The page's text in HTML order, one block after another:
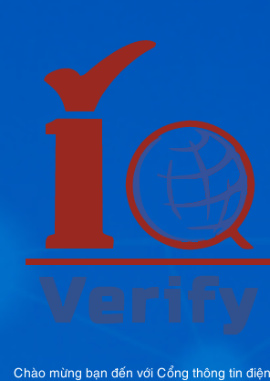
Chào mừng bạn đến với Cổng thông tin